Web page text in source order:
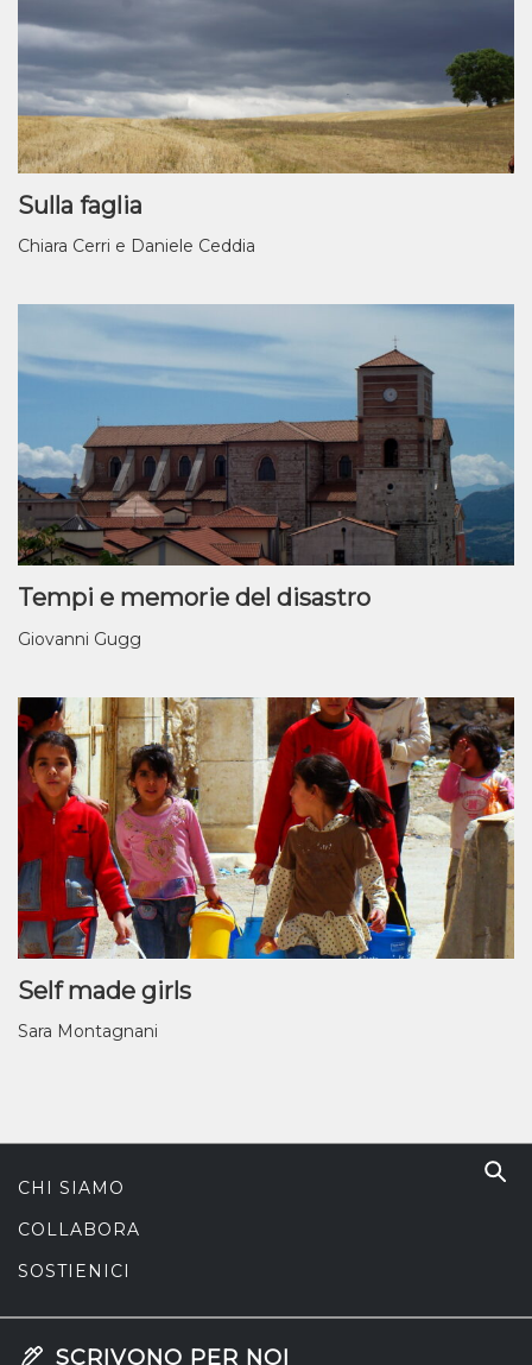
Sulla faglia
Chiara Cerri e Daniele Ceddia
Tempi e memorie del disastro
Giovanni Gugg
Self made girls
Sara Montagnani
CHI SIAMO
COLLABORA
SOSTIENICI
SCRIVONO PER NOI